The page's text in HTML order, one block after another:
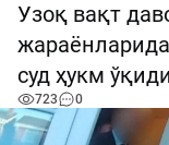
Узоқ вақт
суд ҳукм
723 0